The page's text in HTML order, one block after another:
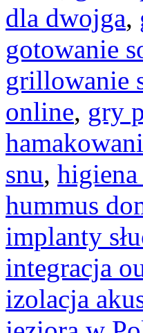
dla dwojga,
gotowanie
grillowanie
online, gry
snu,
hummus
implanty
integracja
izolacja